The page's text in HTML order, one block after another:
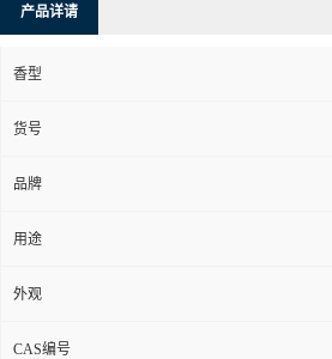
产品详请
香型
货号
品牌
用途
外观
CAS编号